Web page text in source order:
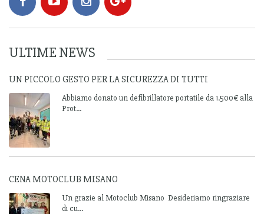
ULTIME NEWS
UN PICCOLO GESTO PER LA SICUREZZA DI TUTTI
Abbiamo donato un defibrillatore portatile da 1.500€ alla
Prot...
CENA MOTOCLUB MISANO
Un grazie al Motoclub Misano Desideriamo ringraziare
di cu...